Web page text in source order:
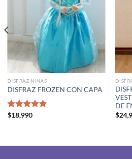
DISFRAZ NIÑAS
DISFRAZ FROZEN CON CAPA
Valorado
$18,990
DE
$